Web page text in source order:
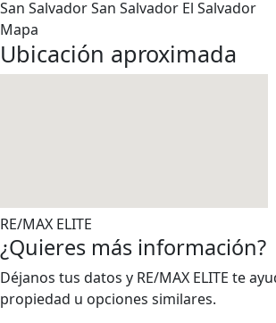
San SalvadorSan Salvador El Salvador
Mapa
Ubicación aproximada
RE/MAX ELITE
¿Quieres más información?
Déjanos tus datos y RE/MAX ELITE te
propiedad u opciones similares.